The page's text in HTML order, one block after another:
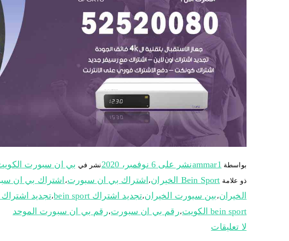
بواسطة ammar1نشر على 6 نوفمبر، 2020 نشر في بي ان سبورت
ذو علامة Bein Sport الخيران ، اشتراك بي ان سبورت، اشتراك بي ان
الخيران، بين سبورت الخيران،تجديد اشتراك bein sport ،تجديد
bein sport الكويت
،رقم بي ان سبورت،رقم بي ان سبورت الموحد
لا تعليقات